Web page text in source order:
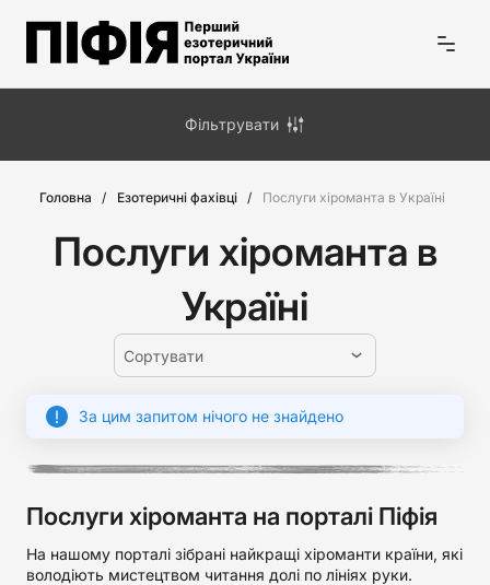
Головна Езотеричні фахівці Послуги хіроманта в Україні
Послуги хіроманта в
Україні
Сортувати
За цим запитом нічого не знайдено
Послуги хіроманта на порталі Піфія
На нашому порталі зібрані найкращі хіроманти країни, які
володіють мистецтвом читання долі по лініях руки.
Фільтрувати